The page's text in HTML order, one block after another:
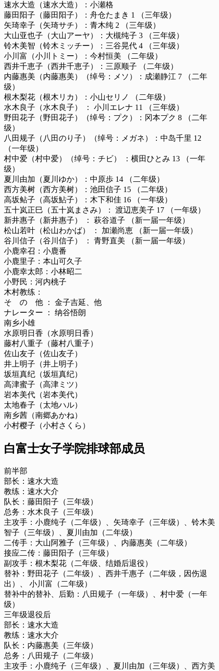
速水大造（速水大造）：小瀬格
藤田阳子（藤田阳子）：舟仓たまき 1 （三年级）
矢琦幸子（矢琦サチ）：青木纯 2 （三年级）
大山亚也子（大山アーヤ）：大槻纯子 3 （三年级）
铃木美智（铃木ミッチー）：三谷晃代 4 （三年级）
小川富（小川トミー）：今村恒美 （二年级）
西井千恵子（西井千恵子）：三原顺子 （二年级）
内藤惠美（内藤惠美）（绰号：メソ）：成瀬静江 7 （二年
级）
根木梨花（根木リカ）：小山セリノ （二年级）
水木良子（水木良子） ： 小川エレナ 11 （三年级）
野田花子（野田花子）（绰号：プク）：冈本プク 8 （二年
级）
八田规子（八田のり子）（绰号：メガネ）：中岛千里 12
（一年级）
村中爱（村中爱）（绰号：チビ） ：横田ひとみ 13 （一年
级）
夏川由加（夏川ゆか）：中原歩 14 （二年级）
西方美树（西方美树）：池田信子 15 （二年级）
高坂鲇子（高坂鮎子）：木下和佳 16 （一年级）
五十岚正巳（五十岚まさみ）： 渡辺恵美子 17 （一年级）
新井惠子（新井惠子） ： 萩谷道子 （新一届一年级）
松山若叶（松山わかば） ： 加瀬尚恵 （新一届一年级）
谷川信子（谷川信子） ： 青野直美 （新一届一年级）
小鹿幸召：小鹿番
小鹿里子：本山可久子
小鹿幸太郎：小林昭二
小野民：河内桃子
木村教练：
そ の 他 ： 金子吉延、他
ナレーター ： 纳谷悟朗
南乡小雄
水原明日香（水原明日香）
藤村八重子（藤村八重子）
佐山友子（佐山友子）
井上明子（井上明子）
坂垣真纪（坂垣真纪）
高津蜜子（高津ミツ）
岩本美代（岩本美代）
太地春子（太地ハル）
南乡茜（南郷あかね）
小村樱子（小村さくら）
白富士女子学院排球部成员
前半部
部长：速水大造
教练：速水大介
队长：藤田阳子（三年级）
总务：水木良子（三年级）
主攻手：小鹿纯子（二年级）、矢琦幸子（三年级）、铃木美
智子（三年级）、夏川由加（二年级）
二传手：大山阿雅子（三年级）、内藤惠美（二年级）
接应二传：藤田阳子（三年级）
副攻手：根木梨花（二年级、结婚后退役）
替补：野田花子（二年级）、西井千惠子（二年级，因伤退
出）、 小川富（二年级）
替补中的替补、后勤：八田规子（一年级）、村中爱（一年
级）
三年级退役后
部长：速水大造
教练：速水大介
队长：内藤惠美（三年级）
总务：八田规子（二年级）
主攻手：小鹿纯子（三年级）、夏川由加（三年级）、西方美